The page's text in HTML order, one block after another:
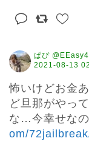
ぱぴ
2021-08-13
怖いけどお金
ど旦那がやっ
な…今幸せな
om/